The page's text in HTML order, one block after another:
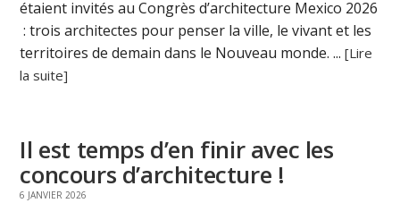
étaient invités au Congrès d’architecture Mexico 2026
: trois architectes pour penser la ville, le vivant et les
territoires de demain dans le Nouveau monde. ...[Lire
la suite]
Il est temps d’en finir avec les
concours d’architecture !
6 JANVIER 2026